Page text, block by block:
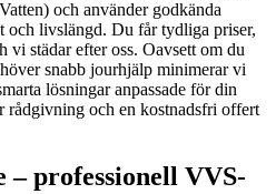
och använder godkända
och livslängd. Du får tydliga priser,
städar efter oss. Oavsett om du
snabb jourhjälp minimerar vi
lösningar anpassade för din
rådgivning och en kostnadsfri offert
professionell VVS-